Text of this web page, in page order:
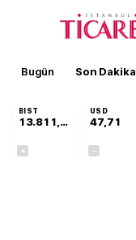
Bugün Son Dakika
BIST
13.811,60
USD
47,71